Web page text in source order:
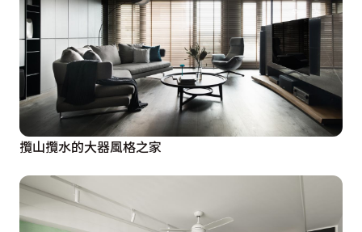
攬山攬水的大器風格之家